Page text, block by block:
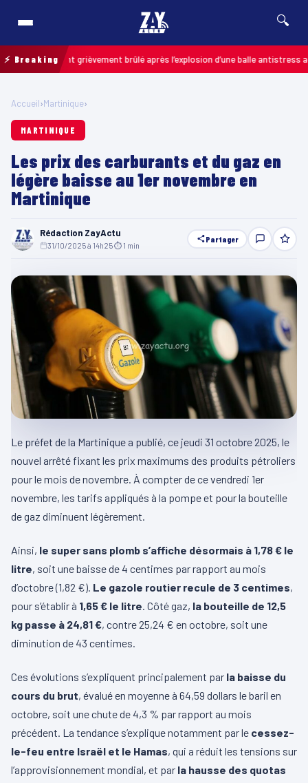
🔍
⚡ Breaking
un enfant grièvement brûlé après l’explosion d’une balle antistress
Accueil›Martinique›
MARTINIQUE
Les prix des carburants et du gaz en
légère baisse au 1er novembre en
Martinique
Rédaction ZayActu
31/10/2025 à 14h25⏱ 1 min
Partager
Le préfet de la Martinique a publié, ce jeudi 31 octobre 2025, le
nouvel arrêté fixant les prix maximums des produits pétroliers
pour le mois de novembre. À compter de ce vendredi 1er
novembre, les tarifs appliqués à la pompe et pour la bouteille
de gaz diminuent légèrement.
Ainsi, le super sans plomb s’affiche désormais à 1,78 € le
litre, soit une baisse de 4 centimes par rapport au mois
d’octobre (1,82 €). Le gazole routier recule de 3 centimes,
pour s’établir à 1,65 € le litre. Côté gaz, la bouteille de 12,5
kg passe à 24,81 €, contre 25,24 € en octobre, soit une
diminution de 43 centimes.
Ces évolutions s’expliquent principalement par la baisse du
cours du brut, évalué en moyenne à 64,59 dollars le baril en
octobre, soit une chute de 4,3 % par rapport au mois
précédent. La tendance s’explique notamment par le cessez-
le-feu entre Israël et le Hamas, qui a réduit les tensions sur
l’approvisionnement mondial, et par la hausse des quotas